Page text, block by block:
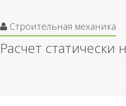
Строительная механика
Расчет